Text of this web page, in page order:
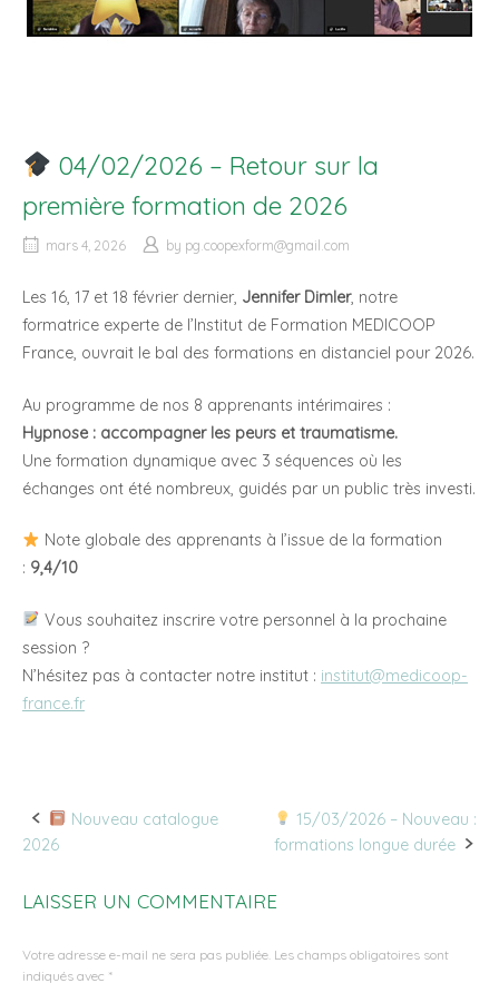
04/02/2026 – Retour sur la
première formation de 2026
mars 4, 2026 by pg.coopexform@gmail.com
Les 16, 17 et 18 février dernier, Jennifer Dimler, notre
formatrice experte de l’Institut de Formation MEDICOOP
France, ouvrait le bal des formations en distanciel pour 2026.
Au programme de nos 8 apprenants intérimaires :
Hypnose : accompagner les peurs et traumatisme.
Une formation dynamique avec 3 séquences où les
échanges ont été nombreux, guidés par un public très investi.
Note globale des apprenants à l’issue de la formation
: 9,4/10
Vous souhaitez inscrire votre personnel à la prochaine
session ?
N’hésitez pas à contacter notre institut : institut@medicoop-
france.fr
PostNouveau catalogue
2026
15/03/2026 – Nouveau :
formations longue durée
LAISSER UN COMMENTAIRE
Votre adresse e-mail ne sera pas publiée. Les champs obligatoires sont
indiqués avec *